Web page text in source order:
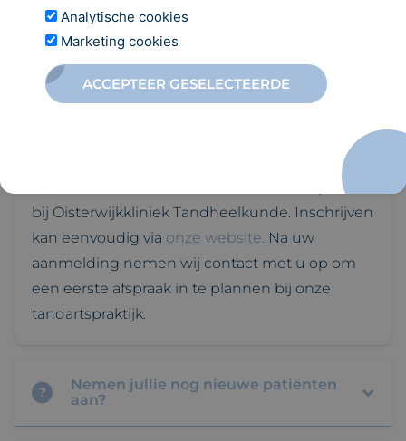
behandelingen. Staat uw vraag er niet tussen?
Neem gerustcontactmet ons op, wij helpen u
graag verder.
Ja, u bent van harte welkom als nieuwe patiënt
bij Oisterwijkkliniek Tandheelkunde. Inschrijven
kan eenvoudig via onze website. Na uw
aanmelding nemen wij contact met u op om
een eerste afspraak in te plannen bij onze
tandartspraktijk.
?
Nemen jullie nog nieuwe patiënten
aan?
Analytische cookies
Marketing cookies
ACCEPTEER GESELECTEERDE